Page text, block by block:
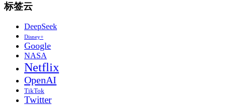
标签云
DeepSeek
Disney+
Google
NASA
Netflix
OpenAI
TikTok
Twitter